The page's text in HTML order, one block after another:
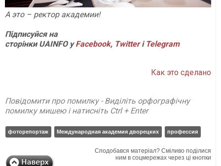
А это – ректор академии!
Підписуйся на
сторінки UAINFO уFacebook, Twitter і Telegram
Как это сделано
Повідомити про помилку - Виділіть орфографічну
помилку мишею і натисніть Ctrl + Enter
фоторепортаж Международная академия дворецких профессия
Сподобався матеріал? Сміливо поділися
ним в соцмережах через ці кнопки